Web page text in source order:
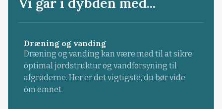
Dræning og vanding
Dræning og vanding kan være med til at sikre
optimal jordstruktur og vandforsyning til
afgrøderne. Her er det vigtigste, du bør vide
om emnet.